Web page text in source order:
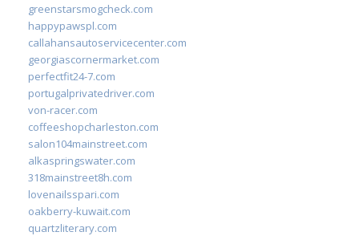
greenstarsmogcheck.com
happypawspl.com
callahansautoservicecenter.com
georgiascornermarket.com
perfectfit24-7.com
portugalprivatedriver.com
von-racer.com
coffeeshopcharleston.com
salon104mainstreet.com
alkaspringswater.com
318mainstreet8h.com
lovenailsspari.com
oakberry-kuwait.com
quartzliterary.com